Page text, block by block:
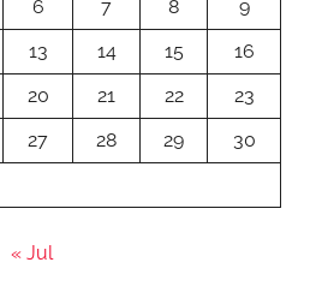
6 7 8
9
13 14 15
16
20 21 22
23
27 28 29
30
« Jul